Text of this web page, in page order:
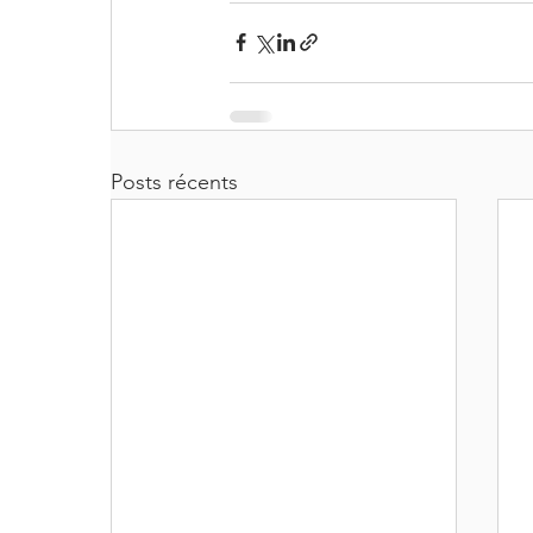
Posts récents